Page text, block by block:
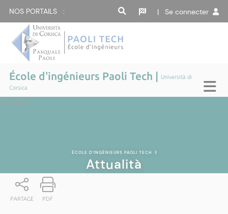
NOS PORTAILS : | Se connecter
École d'ingénieurs Paoli Tech |
Università di
Corsica
Attualità
ÉCOLE D'INGÉNIEURS PAOLI TECH |
Attualità
PARTAGE PDF